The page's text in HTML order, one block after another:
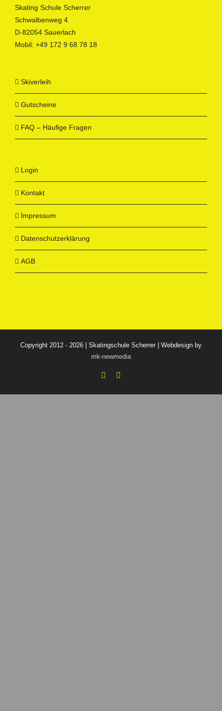
Skating Schule Scherrer
Schwalbenweg 4
D-82054 Sauerlach
Mobil: +49 172 9 68 78 18
Skiverleih
Gutscheine
FAQ – Häufige Fragen
Login
Kontakt
Impressum
Datenschutzerklärung
AGB
Copyright 2012 - 2026 | Skatingschule Scherrer | Webdesign by
mk-newmedia
Facebook